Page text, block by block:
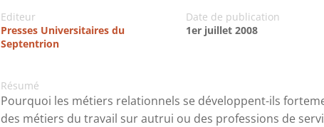
Editeur
Presses Universitaires du
Septentrion
Date de publication
1er juillet 2008
Résumé
Pourquoi les métiers relationnels se développent-ils
des métiers du travail sur autrui ou des professions de